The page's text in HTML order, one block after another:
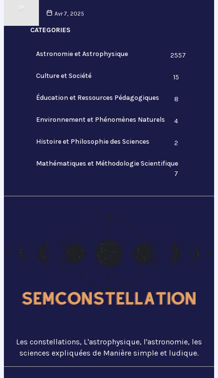
Avr 7, 2025
CATEGORIES
Astronomie et Astrophysique 2557
Culture et Société 15
Éducation et Ressources Pédagogiques 8
Environnement et Phénomènes Naturels 4
Histoire et Philosophie des Sciences 2
Mathématiques et Méthodologie Scientifique
7
Les constellations, L'astrophysique, l'astronomie, les
sciences expliquées de Manière simple et ludique.